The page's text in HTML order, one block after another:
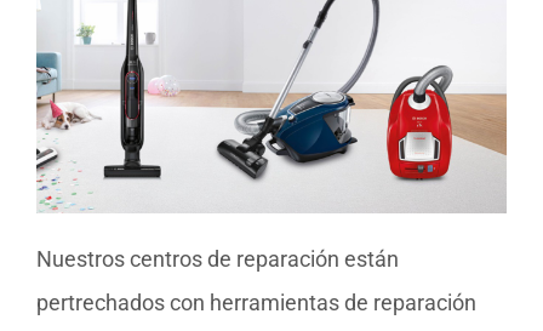
Nuestros centros de reparación están
pertrechados con herramientas de reparación